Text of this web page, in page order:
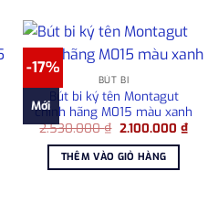
-17%
Mới
BÚT BI
Bút bi ký tên Montagut
chính hãng M015 màu xanh
2.530.000₫ Giá
là:
2.530.000 ₫.
2.100.000 ₫Giá
THÊM VÀO GIỎ HÀNG